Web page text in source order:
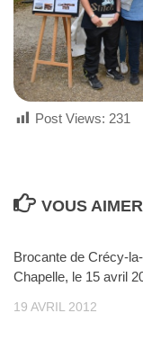
Post Views: 231
VOUS
Brocante de Crécy-la-
Chapelle, le 15 avril
19 AVRIL 2012